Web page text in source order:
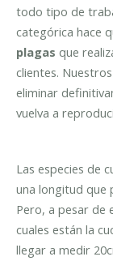
todo tipo de
categórica hace
plagas que
clientes.
eliminar
vuelva a
Las especies de
una longitud que
Pero, a pesar de
cuales están la
llegar a medir